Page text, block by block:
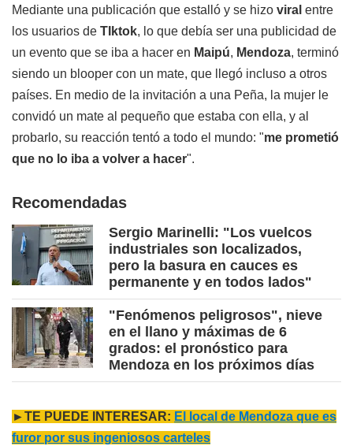
Mediante una publicación que estalló y se hizo viral entre
los usuarios de TIktok, lo que debía ser una publicidad de
un evento que se iba a hacer en Maipú, Mendoza, terminó
siendo un blooper con un mate, que llegó incluso a otros
países. En medio de la invitación a una Peña, la mujer le
convidó un mate al pequeño que estaba con ella, y al
probarlo, su reacción tentó a todo el mundo: "me prometió
que no lo iba a volver a hacer".
Recomendadas
Sergio Marinelli: "Los vuelcos
industriales son localizados,
pero la basura en cauces es
permanente y en todos lados"
"Fenómenos peligrosos", nieve
en el llano y máximas de 6
grados: el pronóstico para
Mendoza en los próximos días
►TE PUEDE INTERESAR: El local de Mendoza que es
furor por sus ingeniosos carteles